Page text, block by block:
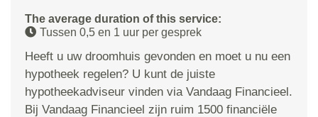
The average duration of this service:
Tussen 0,5 en 1 uur per gesprek
Heeft u uw droomhuis gevonden en moet u nu een
hypotheek regelen? U kunt de juiste
hypotheekadviseur vinden via Vandaag Financieel.
Bij Vandaag Financieel zijn ruim 1500 financiële